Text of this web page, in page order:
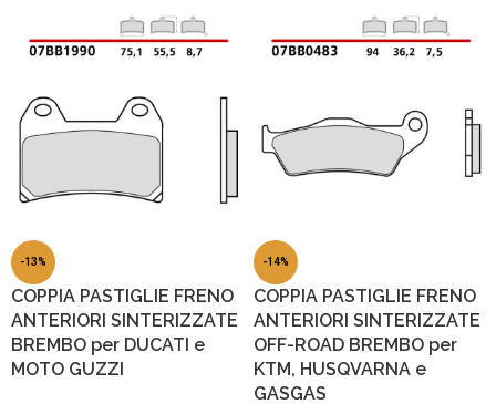
-13%
COPPIA PASTIGLIE FRENO
ANTERIORI SINTERIZZATE
BREMBO per DUCATI e
MOTO GUZZI
-14%
COPPIA PASTIGLIE FRENO
ANTERIORI SINTERIZZATE
OFF-ROAD BREMBO per
KTM, HUSQVARNA e
GASGAS